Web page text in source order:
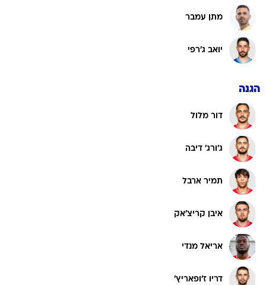
מתן עמבר
יואב ג'רפי
הגנה
דור מלול
ג'ורג' דיבה
תמיר ארבל
איבן קריצ'אק
אריאל מנדי
דריו ז'ופאריץ'